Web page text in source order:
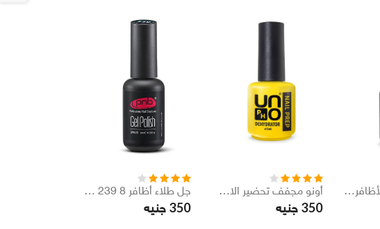
اونو لوكس برمير لأظافر 15 مل أونو مجفف تحضير الاظافر 15 مل
350 جنيه
جل طلاء أظافر PNB 239 8 مل
350 جنيه